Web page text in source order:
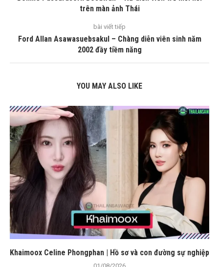
trên màn ảnh Thái
bài viết tiếp
Ford Allan Asawasuebsakul – Chàng diễn viên sinh năm
2002 đầy tiềm năng
YOU MAY ALSO LIKE
Khaimoox Celine Phongphan | Hồ sơ và con đường sự nghiệp